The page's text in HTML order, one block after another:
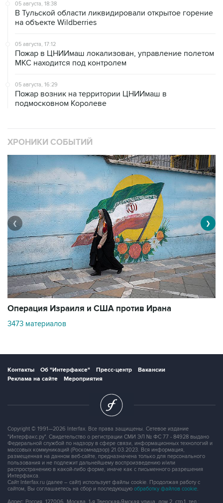
05 августа, 18:38
В Тульской области ликвидировали открытое горение
на объекте Wildberries
05 августа, 17:12
Пожар в ЦНИИмаш локализован, управление полетом
МКС находится под контролем
05 августа, 16:29
Пожар возник на территории ЦНИИмаш в
подмосковном Королеве
ХРОНИКИ СОБЫТИЙ
Операция Израиля и США против Ирана
3473 материалов
❮ ❯
Контакты Об "Интерфаксе" Пресс-центр
Вакансии
Реклама на сайте
Мероприятия
Copyright © 1991—2026 Interfax. Все права защищены. Сетевое издание
"Интерфакс.ру". Свидетельство о регистрации СМИ ЭЛ № ФС 77 - 84928 выдано
Федеральной службой по надзору в сфере связи, информационных технологий и
массовых коммуникаций (Роскомнадзор) 21.03.2023. Вся информация,
размещенная на данном веб-сайте, предназначена только для персонального
пользования и не подлежит дальнейшему воспроизведению и/или
распространению в какой-либо форме, иначе как с письменного разрешения
Интерфакса.
Сайт Interfax.ru (далее – сайт) использует файлы cookie. Продолжая работу с
сайтом, Вы соглашаетесь на сбор и последующую обработку файлов cookie.